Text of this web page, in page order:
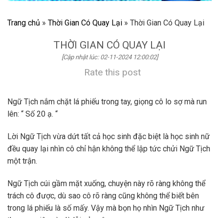
Trang chủ » Thời Gian Có Quay Lại » Thời Gian Có Quay Lại
THỜI GIAN CÓ QUAY LẠI
[Cập nhật lúc: 02-11-2024 12:00:02]
Rate this post
Ngữ Tịch nắm chặt lá phiếu trong tay, giọng cô lo sợ mà run
lên: “ Số 20 ạ. “
Lời Ngữ Tịch vừa dứt tất cả học sinh đặc biệt là học sinh nữ
đều quay lại nhìn cô chỉ hận không thể lập tức chửi Ngữ Tịch
một trận.
Ngữ Tịch cúi gầm mặt xuống, chuyện này rõ ràng không thể
trách cô được, dù sao cô rõ ràng cũng không thể biết bên
trong lá phiếu là số mấy. Vậy mà bọn họ nhìn Ngữ Tịch như